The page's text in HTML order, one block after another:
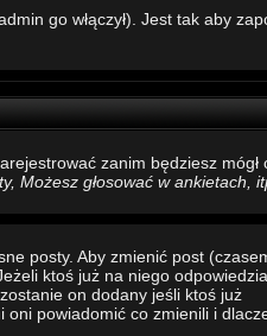
go włączył). Jest tak aby
zanim będziesz mógł
Możesz głosować w ankietach,
posty. Aby zmienić post
ktoś już na niego
on dodany jeśli ktoś już
powiadomić co zmienili i